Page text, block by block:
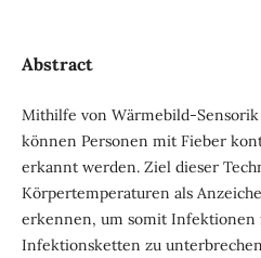
Abstract
Mithilfe von Wärmebild-
können Personen mit Fieber
erkannt werden. Ziel dieser
Körpertemperaturen als
erkennen, um somit Infektionen
Infektionsketten zu